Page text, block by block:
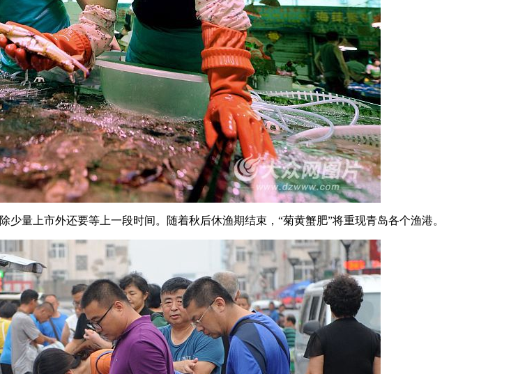
量上市外还要等上一段时间。随着秋后休渔期结束，“菊黄蟹肥”将重现青岛各个渔港。